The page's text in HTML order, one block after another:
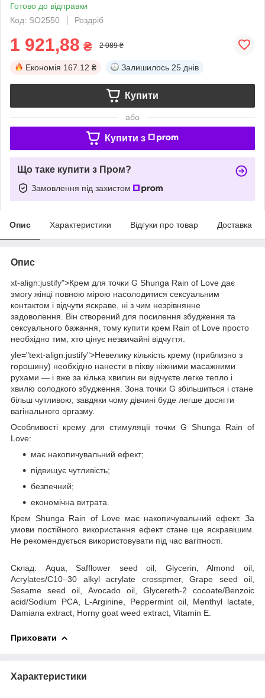
Готово до відправки
Код: SO2550
Роздріб
1 921,88 ₴ 2 089 ₴
Економія 167.12 ₴ Залишилось 25 днів
Купити
або
Купити з
Що таке купити з Пром?
Замовлення під захистом
Опис Характеристики Відгуки про товар Доставка
Опис
xt-align:justify">Крем для точки G Shunga Rain of Love дає
змогу жінці повною мірою насолодитися сексуальним
контактом і відчути яскраве, ні з чим незрівнянне
задоволення. Він створений для посилення збудження та
сексуального бажання, тому купити крем Rain of Love просто
необхідно тим, хто цінує незвичайні відчуття.
yle="text-align:justify">Невелику кількість крему (приблизно з
горошину) необхідно нанести в піхву ніжними масажними
рухами — і вже за кілька хвилин ви відчуєте легке тепло і
хвилю солодкого збудження. Зона точки G збільшиться і стане
більш чутливою, завдяки чому дівчині буде легше досягти
вагінального оргазму.
Особливості крему для стимуляції точки G Shunga Rain of
Love:
має накопичувальний ефект;
підвищує чутливість;
безпечний;
економічна витрата.
Крем Shunga Rain of Love має накопичувальний ефект. За
умови постійного використання ефект стане ще яскравішим.
Не рекомендується використовувати під час вагітності.
Склад: Aqua, Safflower seed oil, Glycerin, Almond oil,
Acrylates/C10–30 alkyl acrylate crosspmer, Grape seed oil,
Sesame seed oil, Avocado oil, Glycereth-2 cocoate/Benzoic
acid/Sodium PCA, L-Arginine, Peppermint oil, Menthyl lactate,
Damiana extract, Horny goat weed extract, Vitamin E.
Приховати
Характеристики